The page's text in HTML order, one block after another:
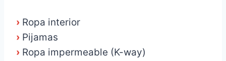
› Ropa interior
› Pijamas
› Ropa impermeable (K-way)